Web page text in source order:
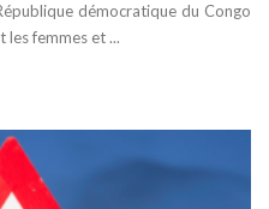
démocratique du Congo
les femmes et ...